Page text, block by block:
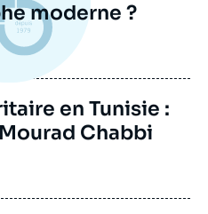
moderne ?
en Tunisie :
Chabbi